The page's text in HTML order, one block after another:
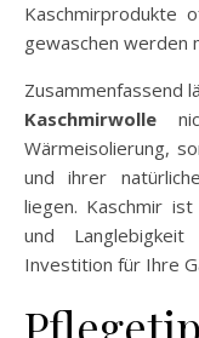
Kaschmirprodukte
gewaschen werden
Zusammenfassend
Kaschmirwolle
Wärmeisolierung,
und ihrer
liegen. Kaschmir
und
Investition für Ihre